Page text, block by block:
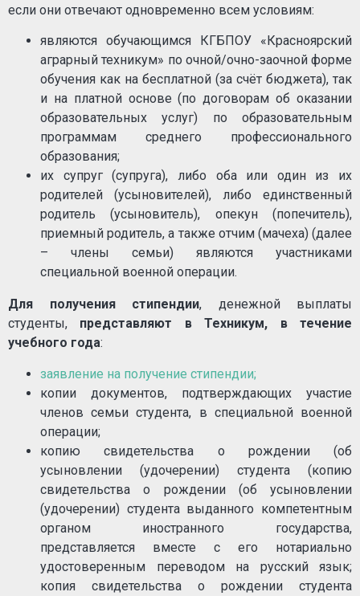
если они отвечают одновременно всем условиям:
являются обучающимся КГБПОУ «Красноярский
аграрный техникум» по очной/очно-заочной форме
обучения как на бесплатной (за счёт бюджета), так
и на платной основе (по договорам об оказании
образовательных услуг) по образовательным
программам среднего профессионального
образования;
их супруг (супруга), либо оба или один из их
родителей (усыновителей), либо единственный
родитель (усыновитель), опекун (попечитель),
приемный родитель, а также отчим (мачеха) (далее
– члены семьи) являются участниками
специальной военной операции.
Для получения стипендии, денежной выплаты
студенты, представляют в Техникум, в течение
учебного года:
заявление на получение стипендии;
копии документов, подтверждающих участие
членов семьи студента, в специальной военной
операции;
копию свидетельства о рождении (об
усыновлении (удочерении) студента (копию
свидетельства о рождении (об усыновлении
(удочерении) студента выданного компетентным
органом иностранного государства,
представляется вместе с его нотариально
удостоверенным переводом на русский язык;
копия свидетельства о рождении студента